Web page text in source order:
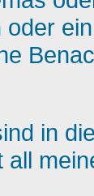
in